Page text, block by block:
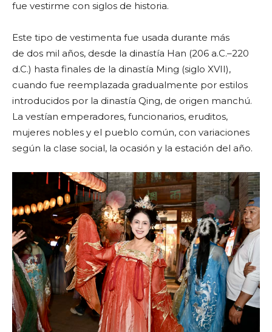
fue vestirme con siglos de historia.
Este tipo de vestimenta fue usada durante más
de dos mil años, desde la dinastía Han (206 a.C.–220
d.C.) hasta finales de la dinastía Ming (siglo XVII),
cuando fue reemplazada gradualmente por estilos
introducidos por la dinastía Qing, de origen manchú.
La vestían emperadores, funcionarios, eruditos,
mujeres nobles y el pueblo común, con variaciones
según la clase social, la ocasión y la estación del año.